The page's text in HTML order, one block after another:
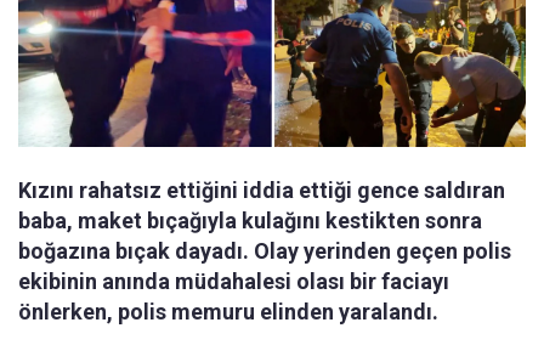
Kızını rahatsız ettiğini iddia ettiği gence saldıran
baba, maket bıçağıyla kulağını kestikten sonra
boğazına bıçak dayadı. Olay yerinden geçen polis
ekibinin anında müdahalesi olası bir faciayı
önlerken, polis memuru elinden yaralandı.